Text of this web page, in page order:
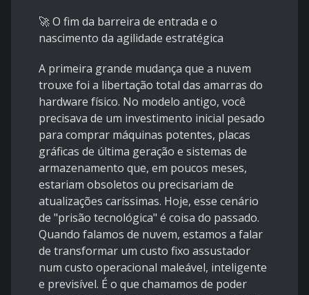
🚀 O fim da barreira de entrada e o
nascimento da agilidade estratégica
A primeira grande mudança que a nuvem
trouxe foi a libertação total das amarras do
hardware físico. No modelo antigo, você
precisava de um investimento inicial pesado
para comprar máquinas potentes, placas
gráficas de última geração e sistemas de
armazenamento que, em poucos meses,
estariam obsoletos ou precisariam de
atualizações caríssimas. Hoje, esse cenário
de "prisão tecnológica" é coisa do passado.
Quando falamos de nuvem, estamos a falar
de transformar um custo fixo assustador
num custo operacional maleável, inteligente
e previsível. É o que chamamos de poder